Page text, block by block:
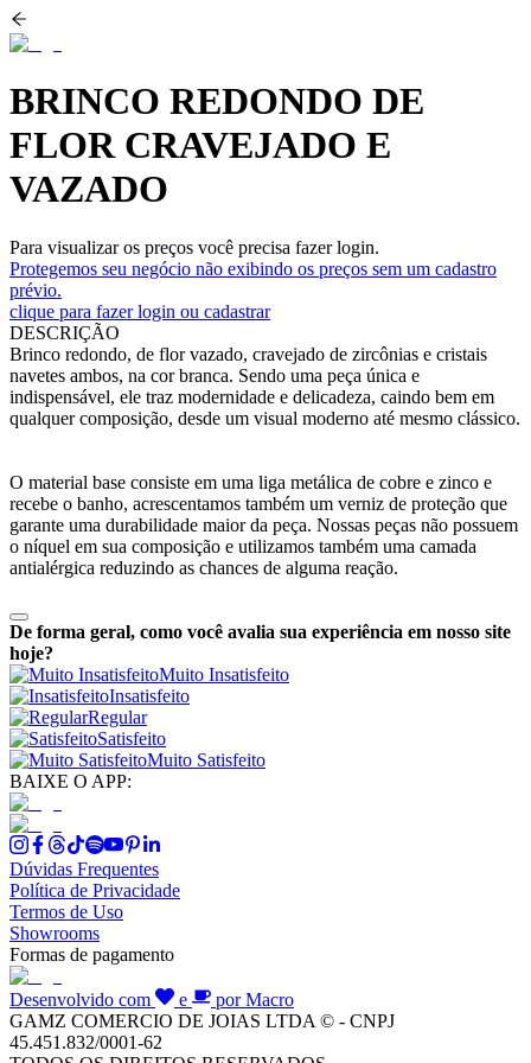
BRINCO REDONDO DE
FLOR CRAVEJADO E
VAZADO
Para visualizar os preços você precisa fazer login.
Protegemos seu negócio não exibindo os preços sem um cadastro
prévio.
clique para fazer login ou cadastrar
DESCRIÇÃO
Brinco redondo, de flor vazado, cravejado de zircônias e cristais
navetes ambos, na cor branca. Sendo uma peça única e
indispensável, ele traz modernidade e delicadeza, caindo bem em
qualquer composição, desde um visual moderno até mesmo clássico.
O material base consiste em uma liga metálica de cobre e zinco e
recebe o banho, acrescentamos também um verniz de proteção que
garante uma durabilidade maior da peça. Nossas peças não possuem
o níquel em sua composição e utilizamos também uma camada
antialérgica reduzindo as chances de alguma reação.
De forma geral, como você avalia sua experiência em nosso site
hoje?
Muito Insatisfeito
Insatisfeito
Regular
Satisfeito
Muito Satisfeito
BAIXE O APP:
Dúvidas Frequentes
Política de Privacidade
Termos de Uso
Showrooms
Formas de pagamento
Desenvolvido com e
por Macro
GAMZ COMERCIO DE JOIAS LTDA © - CNPJ
45.451.832/0001-62